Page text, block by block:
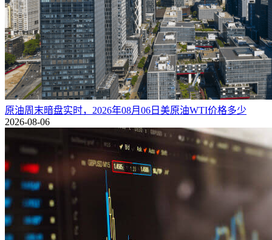
原油周末暗盘实时，2026年08月06日美原油WTI价格多少
2026-08-06